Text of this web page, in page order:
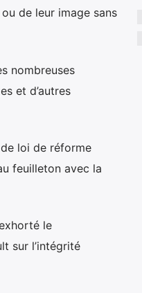
de leur image sans
nombreuses
et d’autres
loi de réforme
feuilleton avec la
le
sur l’intégrité